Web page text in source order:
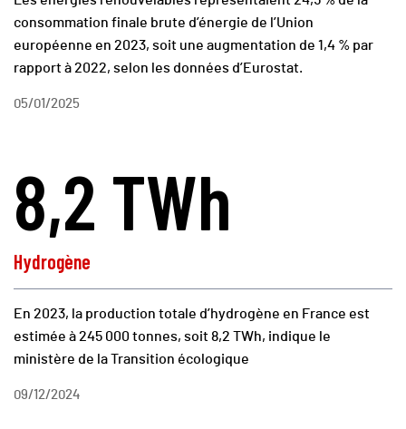
consommation finale brute d’énergie de l’Union
européenne en 2023, soit une augmentation de 1,4 % par
rapport à 2022, selon les données d’Eurostat.
05/01/2025
8,2 TWh
Hydrogène
En 2023, la production totale d’hydrogène en France est
estimée à 245 000 tonnes, soit 8,2 TWh, indique le
ministère de la Transition écologique
09/12/2024